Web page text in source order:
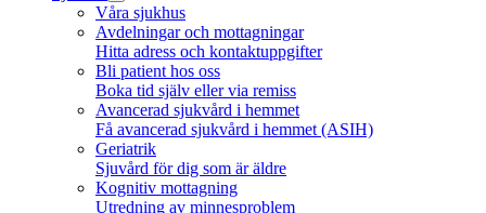
Våra sjukhus
Avdelningar och mottagningar
Hitta adress och kontaktuppgifter
Bli patient hos oss
Boka tid själv eller via remiss
Avancerad sjukvård i hemmet
Få avancerad sjukvård i hemmet (ASIH)
Geriatrik
Sjuvård för dig som är äldre
Kognitiv mottagning
Utredning av minnesproblem